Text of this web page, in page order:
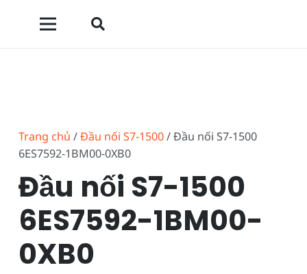
Trang chủ /Đầu nối S7-1500/ Đầu nối S7-1500
6ES7592-1BM00-0XB0
Đầu nối S7-1500
6ES7592-1BM00-
0XB0